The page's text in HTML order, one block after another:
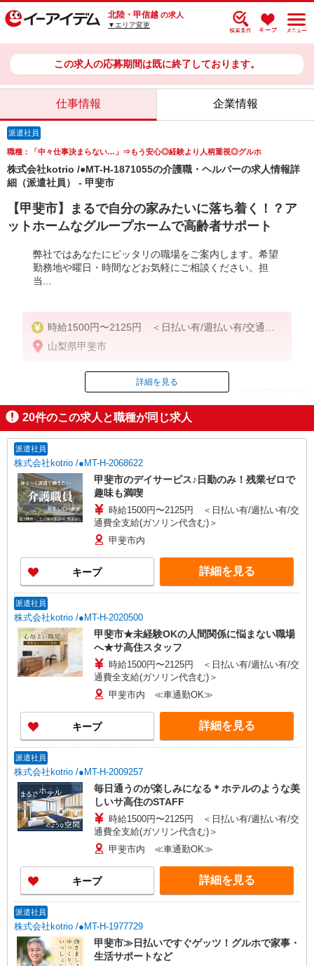
北陸・甲信越 の求人
▼エリア変更
この求人の応募期間は既に終了しております。
仕事情報 企業情報
派遣社員
職種：「中々仕事決まらない…」⇒もう安心◎経験より人柄重視◎グルホ
株式会社kotrio /●MT-H-1871055の介護職・ヘルパーの求人情報詳
細（派遣社員） - 甲斐市
【甲斐市】まるで自分の家みたいに落ち着く！？ア
ットホームなグループホームで高齢者サポート
弊社ではあなたにピッタリの職場をご案内します。希望
勤務地や曜日・時間などお気軽にご相談ください。担
当...
時給1500円〜2125円 ＜日払い有/週払い有/交通費
全支給(ガソリン代含む)＞
山梨県甲斐市
ID：AE0527642199
掲載期間終了
詳細を見る
20件のこの求人と職種が同じ求人
派遣社員
株式会社kotrio /●MT-H-2068622
甲斐市のデイサービス♪日勤のみ！残業ゼロで
趣味も満喫
時給1500円〜2125円 ＜日払い有/週払い有/交
通費全支給(ガソリン代含む)＞
甲斐市内
キープ 詳細を見る
派遣社員
株式会社kotrio /●MT-H-2020500
甲斐市★未経験OKの人間関係に悩まない職場
へ★サ高住スタッフ
時給1500円〜2125円 ＜日払い有/週払い有/交
通費全支給(ガソリン代含む)＞
甲斐市内 ≪車通勤OK≫
キープ 詳細を見る
派遣社員
株式会社kotrio /●MT-H-2009257
毎日通うのが楽しみになる＊ホテルのような美
しいサ高住のSTAFF
時給1500円〜2125円 ＜日払い有/週払い有/交
通費全支給(ガソリン代含む)＞
甲斐市内 ≪車通勤OK≫
キープ 詳細を見る
派遣社員
株式会社kotrio /●MT-H-1977729
甲斐市≫日払いですぐゲッツ！グルホで家事・
生活サポートなど